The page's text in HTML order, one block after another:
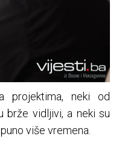
projektima, neki od
brže vidljivi, a neki su
više vremena.